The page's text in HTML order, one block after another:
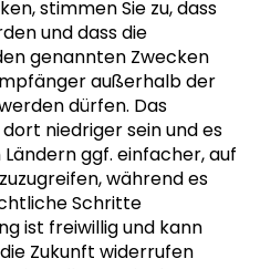
stimmen Sie zu, dass
und dass die
genannten Zwecken
außerhalb der
dürfen. Das
niedriger sein und es
ggf. einfacher, auf
während es
Schritte
ist freiwillig und kann
Zukunft widerrufen